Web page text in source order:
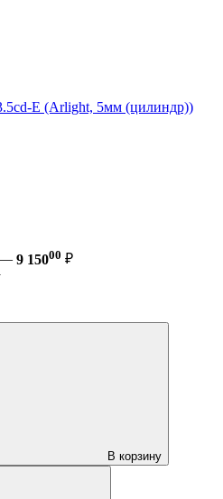
E (Arlight, 5мм (цилиндр))
— 9 15000 ₽
В корзину